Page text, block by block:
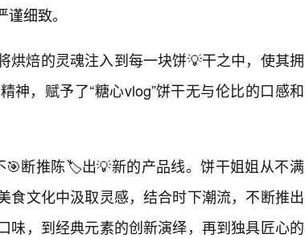
细致。
烘焙的灵魂注入到每一块饼💡干之中，使其拥
神，赋予了“糖心vlog”饼干无与伦比的口感和
🎯断推陈🏷️出💡新的产品线。饼干姐姐从不满
食文化中汲取灵感，结合时下潮流，不断推出
味，到经典元素的创新演绎，再到独具匠心的